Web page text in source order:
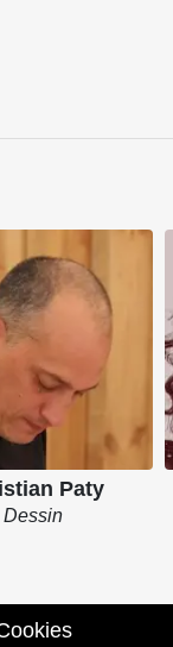
Paty
Dessin